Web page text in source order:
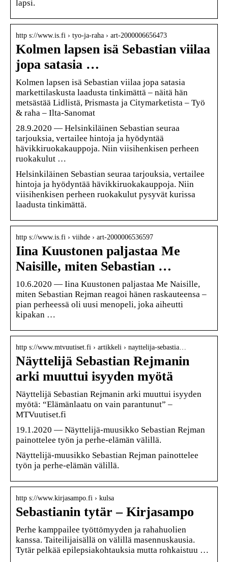
lapsi.
http s://www.is.fi › tyo-ja-raha › art-2000006656473
Kolmen lapsen isä Sebastian viilaa
jopa satasia …
Kolmen lapsen isä Sebastian viilaa jopa satasia
markettilaskusta laadusta tinkimättä – näitä hän
metsästää Lidlistä, Prismasta ja Citymarketista – Työ
& raha – Ilta-Sanomat
28.9.2020 — Helsinkiläinen Sebastian seuraa
tarjouksia, vertailee hintoja ja hyödyntää
hävikkiruokakauppoja. Niin viisihenkisen perheen
ruokakulut …
Helsinkiläinen Sebastian seuraa tarjouksia, vertailee
hintoja ja hyödyntää hävikkiruokakauppoja. Niin
viisihenkisen perheen ruokakulut pysyvät kurissa
laadusta tinkimättä.
http s://www.is.fi › viihde › art-2000006536597
Iina Kuustonen paljastaa Me
Naisille, miten Sebastian …
10.6.2020 — Iina Kuustonen paljastaa Me Naisille,
miten Sebastian Rejman reagoi hänen raskauteensa –
pian perheessä oli uusi menopeli, joka aiheutti
kipakan …
http s://www.mtvuutiset.fi › artikkeli › nayttelija-sebastia…
Näyttelijä Sebastian Rejmanin
arki muuttui isyyden myötä
Näyttelijä Sebastian Rejmanin arki muuttui isyyden
myötä: “Elämänlaatu on vain parantunut” –
MTVuutiset.fi
19.1.2020 — Näyttelijä-muusikko Sebastian Rejman
painottelee työn ja perhe-elämän välillä.
Näyttelijä-muusikko Sebastian Rejman painottelee
työn ja perhe-elämän välillä.
http s://www.kirjasampo.fi › kulsa
Sebastianin tytär – Kirjasampo
Perhe kamppailee työttömyyden ja rahahuolien
kanssa. Taiteilijaisällä on välillä masennuskausia.
Tytär pelkää epilepsiakohtauksia mutta rohkaistuu …